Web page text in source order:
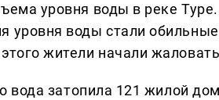
уровня воды в реке
уровня воды стали
жители начали
вода затопила 121 жилой